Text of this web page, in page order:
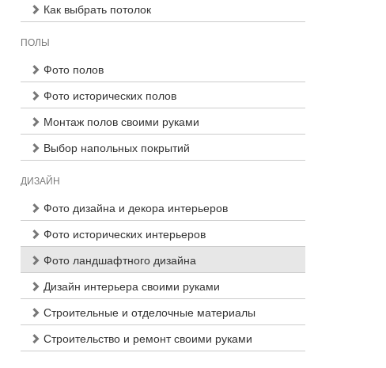
Как выбрать потолок
ПОЛЫ
Фото полов
Фото исторических полов
Монтаж полов своими руками
Выбор напольных покрытий
ДИЗАЙН
Фото дизайна и декора интерьеров
Фото исторических интерьеров
Фото ландшафтного дизайна
Дизайн интерьера своими руками
Строительные и отделочные материалы
Строительство и ремонт своими руками